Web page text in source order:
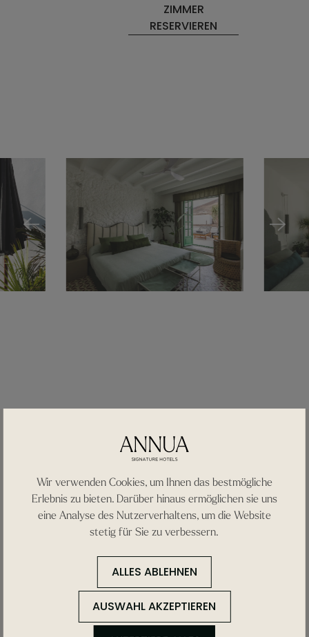
ZIMMER
RESERVIEREN
Descubre
lo que
tu
habitación
incluye
Wir verwenden Cookies, um Ihnen das bestmögliche
Erlebnis zu bieten. Darüber hinaus ermöglichen sie uns
eine Analyse des Nutzerverhaltens, um die Website
stetig für Sie zu verbessern.
ALLES ABLEHNEN
AUSWAHL AKZEPTIEREN